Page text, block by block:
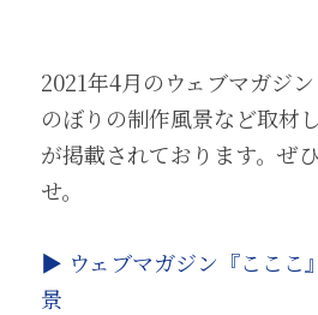
2021年4月のウェブマガジ
のぼりの制作風景など取材
が掲載されております。ぜ
せ。
▶︎ ウェブマガジン『こここ
景